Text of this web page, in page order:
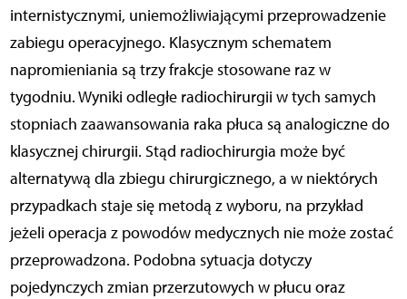
internistycznymi, uniemożliwiającymi przeprowadzenie
zabiegu operacyjnego. Klasycznym schematem
napromieniania są trzy frakcje stosowane raz w
tygodniu. Wyniki odległe radiochirurgii w tych samych
stopniach zaawansowania raka płuca są analogiczne do
klasycznej chirurgii. Stąd radiochirurgia może być
alternatywą dla zbiegu chirurgicznego, a w niektórych
przypadkach staje się metodą z wyboru, na przykład
jeżeli operacja z powodów medycznych nie może zostać
przeprowadzona. Podobna sytuacja dotyczy
pojedynczych zmian przerzutowych w płucu oraz